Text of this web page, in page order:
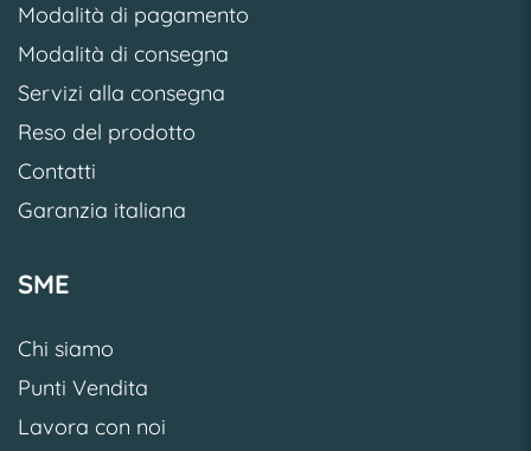
Modalità di pagamento
Modalità di consegna
Servizi alla consegna
Reso del prodotto
Contatti
Garanzia italiana
SME
Chi siamo
Punti Vendita
Lavora con noi